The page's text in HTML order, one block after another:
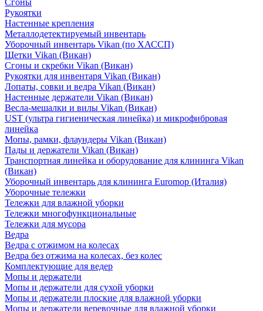
Сгоны
Рукоятки
Настенные крепления
Металлодетектируемый инвентарь
Уборочный инвентарь Vikan (по ХАССП)
Щетки Vikan (Викан)
Сгоны и скребки Vikan (Викан)
Рукоятки для инвентаря Vikan (Викан)
Лопаты, совки и ведра Vikan (Викан)
Настенные держатели Vikan (Викан)
Весла-мешалки и вилы Vikan (Викан)
UST (ультра гигиеническая линейка) и микрофибровая
линейка
Мопы, рамки, флаундеры Vikan (Викан)
Пады и держатели Vikan (Викан)
Транспортная линейка и оборудование для клининга Vikan
(Викан)
Уборочный инвентарь для клининга Euromop (Италия)
Уборочные тележки
Тележки для влажной уборки
Тележки многофункциональные
Тележки для мусора
Ведра
Ведра с отжимом на колесах
Ведра без отжима на колесах, без колес
Комплектующие для ведер
Мопы и держатели
Мопы и держатели для сухой уборки
Мопы и держатели плоские для влажной уборки
Мопы и держатели веревочные для влажной уборки